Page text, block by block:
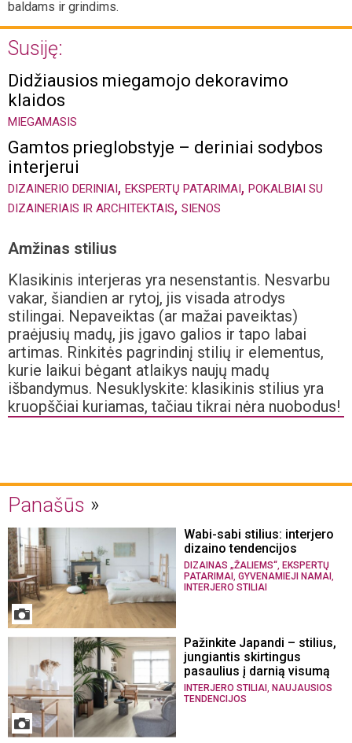
baldams ir grindims.
Susiję:
Didžiausios miegamojo dekoravimo
klaidos
MIEGAMASIS
Gamtos prieglobstyje – deriniai sodybos
interjerui
DIZAINERIO DERINIAI , EKSPERTŲ PATARIMAI , POKALBIAI SU
DIZAINERIAIS IR ARCHITEKTAIS, SIENOS
Amžinas stilius
Klasikinis interjeras yra nesenstantis. Nesvarbu
vakar, šiandien ar rytoj, jis visada atrodys
stilingai. Nepaveiktas (ar mažai paveiktas)
praėjusių madų, jis įgavo galios ir tapo labai
artimas. Rinkitės pagrindinį stilių ir elementus,
kurie laikui bėgant atlaikys naujų madų
išbandymus. Nesuklyskite: klasikinis stilius yra
kruopščiai kuriamas, tačiau tikrai nėra nuobodus!
Panašūs
Wabi-sabi stilius: interjero
dizaino tendencijos
DIZAINAS „ŽALIEMS“ EKSPERTŲ
PATARIMAI
GYVENAMIEJI NAMAI
INTERJERO STILIAI
Pažinkite Japandi – stilius,
jungiantis skirtingus
pasaulius į darnią visumą
INTERJERO STILIAI , NAUJAUSIOS
TENDENCIJOS